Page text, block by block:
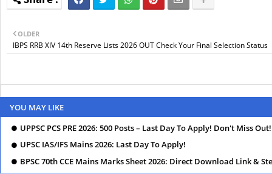
OLDER
IBPS RRB XIV 14th Reserve Lists 2026 OUT Check Your Final Selection Status
YOU MAY LIKE
UPPSC PCS PRE 2026: 500 Posts – Last Day To Apply! Don't Miss Out!
UPSC IAS/IFS Mains 2026: Last Day To Apply!
BPSC 70th CCE Mains Marks Sheet 2026: Direct Download Link &